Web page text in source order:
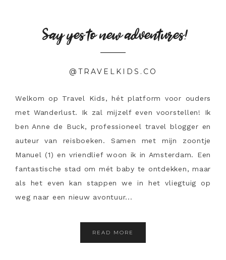
Say yes to new adventures!
@TRAVELKIDS.CO
Welkom op Travel Kids, hét platform voor ouders
met Wanderlust. Ik zal mijzelf even voorstellen! Ik
ben Anne de Buck, professioneel travel blogger en
auteur van reisboeken. Samen met mijn zoontje
Manuel (1) en vriendlief woon ik in Amsterdam. Een
fantastische stad om mét baby te ontdekken, maar
als het even kan stappen we in het vliegtuig op
weg naar een nieuw avontuur...
READ MORE